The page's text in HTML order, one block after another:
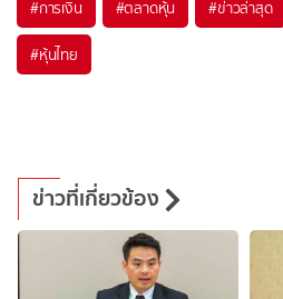
#การเงิน #ตลาดหุ้น #ข่าวล่าสุด
#หุ้นไทย
ข่าวที่เกี่ยวข้อง